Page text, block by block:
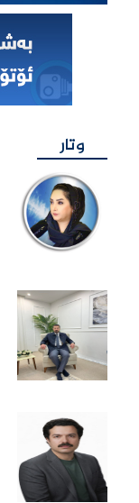
وتار